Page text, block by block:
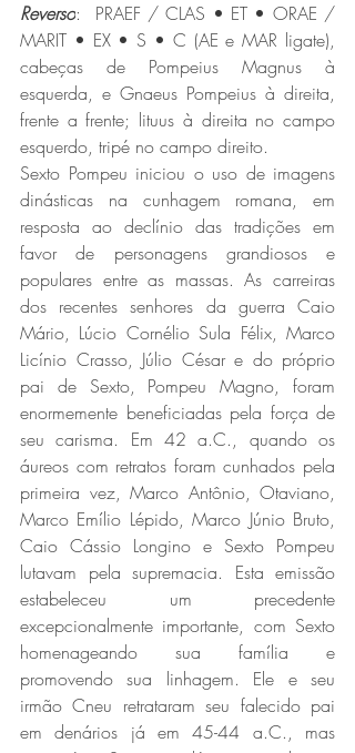
Reverso:  PRAEF / CLAS • ET • ORAE /
MARIT • EX • S • C (AE e MAR ligate),
cabeças de Pompeius Magnus à
esquerda, e Gnaeus Pompeius à direita,
frente a frente; lituus à direita no campo
esquerdo, tripé no campo direito.
Sexto Pompeu iniciou o uso de imagens
dinásticas na cunhagem romana, em
resposta ao declínio das tradições em
favor de personagens grandiosos e
populares entre as massas. As carreiras
dos recentes senhores da guerra Caio
Mário, Lúcio Cornélio Sula Félix, Marco
Licínio Crasso, Júlio César e do próprio
pai de Sexto, Pompeu Magno, foram
enormemente beneficiadas pela força de
seu carisma. Em 42 a.C., quando os
áureos com retratos foram cunhados pela
primeira vez, Marco Antônio, Otaviano,
Marco Emílio Lépido, Marco Júnio Bruto,
Caio Cássio Longino e Sexto Pompeu
lutavam pela supremacia. Esta emissão
estabeleceu um precedente
excepcionalmente importante, com Sexto
homenageando sua família e
promovendo sua linhagem. Ele e seu
irmão Cneu retrataram seu falecido pai
em denários já em 45-44 a.C., mas